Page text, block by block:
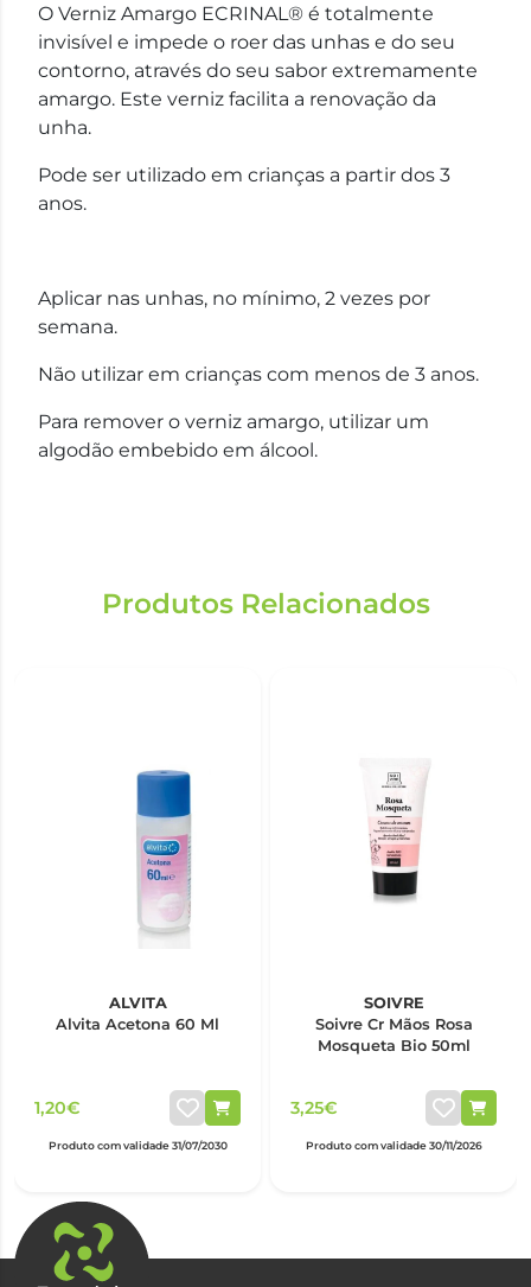
O Verniz Amargo ECRINAL® é totalmente
invisível e impede o roer das unhas e do seu
contorno, através do seu sabor extremamente
amargo. Este verniz facilita a renovação da
unha.
Pode ser utilizado em crianças a partir dos 3
anos.
Aplicar nas unhas, no mínimo, 2 vezes por
semana.
Não utilizar em crianças com menos de 3 anos.
Para remover o verniz amargo, utilizar um
algodão embebido em álcool.
Produtos Relacionados
ALVITA
Alvita Acetona 60 Ml
1,20€
Produto com validade 31/07/2030
SOIVRE
Soivre Cr Mãos Rosa
Mosqueta Bio 50ml
3,25€
Produto com validade 30/11/2026